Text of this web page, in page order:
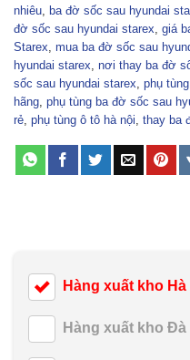
nhiêu ba đờ sốc sau hyundai
đờ sốc sau hyundai starex giá
Starex mua ba đờ sốc sau
hyundai starex nơi thay ba đờ
sốc sau hyundai starex phụ
hãng phụ tùng ba đờ sốc sau
rẻ phụ tùng ô tô hà nội thay ba
Hàng xuất kho Hà
Hàng xuất kho Đà